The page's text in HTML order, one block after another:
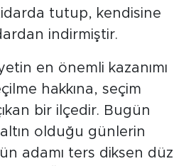
tutup, kendisine
indirmiştir.
en önemli kazanımı
hakkına, seçim
bir ilçedir. Bugün
olduğu günlerin
adamı ters diksen düz